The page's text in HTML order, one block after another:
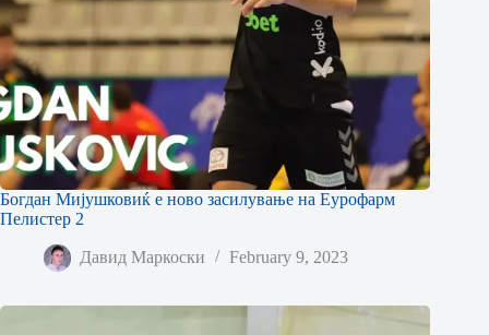
Богдан Мијушковиќ е ново засилување на Еурофарм
Пелистер 2
Давид Маркоски February 9, 2023